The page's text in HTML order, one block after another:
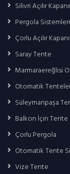
Silivri Açılır
Pergola
Çorlu Açılır
Saray Tente
Marmaraereğlisi
Otomatik
Süleymanpaşa
Balkon İçin Tente
Çorlu Pergola
Otomatik Tente
Vize Tente